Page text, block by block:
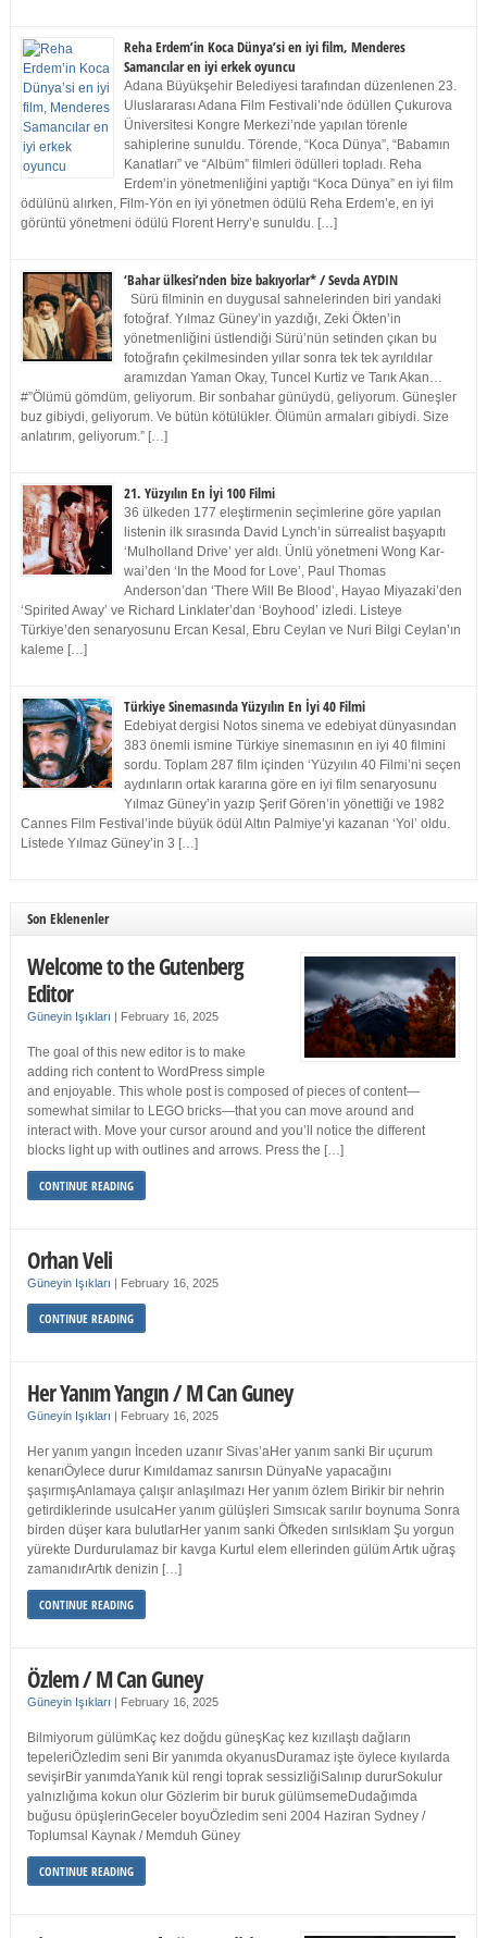
Reha Erdem’in Koca Dünya’si en iyi film, Menderes
Samancılar en iyi erkek oyuncu
Adana Büyükşehir Belediyesi tarafından düzenlenen 23.
Uluslararası Adana Film Festivali’nde ödüllen Çukurova
Üniversitesi Kongre Merkezi’nde yapılan törenle
sahiplerine sunuldu. Törende, “Koca Dünya”, “Babamın
Kanatları” ve “Albüm” filmleri ödülleri topladı. Reha
Erdem’in yönetmenliğini yaptığı “Koca Dünya” en iyi film
ödülünü alırken, Film-Yön en iyi yönetmen ödülü Reha Erdem’e, en iyi
görüntü yönetmeni ödülü Florent Herry’e sunuldu. […]
‘Bahar ülkesi’nden bize bakıyorlar* / Sevda AYDIN
Sürü filminin en duygusal sahnelerinden biri yandaki
fotoğraf. Yılmaz Güney’in yazdığı, Zeki Ökten’in
yönetmenliğini üstlendiği Sürü’nün setinden çıkan bu
fotoğrafın çekilmesinden yıllar sonra tek tek ayrıldılar
aramızdan Yaman Okay, Tuncel Kurtiz ve Tarık Akan…
#”Ölümü gömdüm, geliyorum. Bir sonbahar günüydü, geliyorum. Güneşler
buz gibiydi, geliyorum. Ve bütün kötülükler. Ölümün armaları gibiydi. Size
anlatırım, geliyorum.” […]
21. Yüzyılın En İyi 100 Filmi
36 ülkeden 177 eleştirmenin seçimlerine göre yapılan
listenin ilk sırasında David Lynch’in sürrealist başyapıtı
‘Mulholland Drive’ yer aldı. Ünlü yönetmeni Wong Kar-
wai’den ‘In the Mood for Love’, Paul Thomas
Anderson’dan ‘There Will Be Blood’, Hayao Miyazaki’den
‘Spirited Away’ ve Richard Linklater’dan ‘Boyhood’ izledi. Listeye
Türkiye’den senaryosunu Ercan Kesal, Ebru Ceylan ve Nuri Bilgi Ceylan’ın
kaleme […]
Türkiye Sinemasında Yüzyılın En İyi 40 Filmi
Edebiyat dergisi Notos sinema ve edebiyat dünyasından
383 önemli ismine Türkiye sinemasının en iyi 40 filmini
sordu. Toplam 287 film içinden ‘Yüzyılın 40 Filmi’ni seçen
aydınların ortak kararına göre en iyi film senaryosunu
Yılmaz Güney’in yazıp Şerif Gören’in yönettiği ve 1982
Cannes Film Festival’inde büyük ödül Altın Palmiye’yi kazanan ‘Yol’ oldu.
Listede Yılmaz Güney’in 3 […]
Son Eklenenler
Welcome to the Gutenberg
Editor
Güneyin Işıkları | February 16, 2025
The goal of this new editor is to make
adding rich content to WordPress simple
and enjoyable. This whole post is composed of pieces of content—
somewhat similar to LEGO bricks—that you can move around and
interact with. Move your cursor around and you’ll notice the different
blocks light up with outlines and arrows. Press the […]
CONTINUE READING
Orhan Veli
Güneyin Işıkları | February 16, 2025
CONTINUE READING
Her Yanım Yangın / M Can Guney
Güneyin Işıkları | February 16, 2025
Her yanım yangın İnceden uzanır Sivas’aHer yanım sanki Bir uçurum
kenarıÖylece durur Kımıldamaz sanırsın DünyaNe yapacağını
şaşırmışAnlamaya çalışır anlaşılmazı Her yanım özlem Birikir bir nehrin
getirdiklerinde usulcaHer yanım gülüşleri Sımsıcak sarılır boynuma Sonra
birden düşer kara bulutlarHer yanım sanki Öfkeden sırılsıklam Şu yorgun
yürekte Durdurulamaz bir kavga Kurtul elem ellerinden gülüm Artık uğraş
zamanıdırArtık denizin […]
CONTINUE READING
Özlem / M Can Guney
Güneyin Işıkları | February 16, 2025
Bilmiyorum gülümKaç kez doğdu güneşKaç kez kızıllaştı dağların
tepeleriÖzledim seni Bir yanımda okyanusDuramaz işte öylece kıyılarda
sevişirBir yanımdaYanık kül rengi toprak sessizliğiSalınıp dururSokulur
yalnızlığıma kokun olur Gözlerim bir buruk gülümsemeDudağımda
buğusu öpüşlerinGeceler boyuÖzledim seni 2004 Haziran Sydney /
Toplumsal Kaynak / Memduh Güney
CONTINUE READING